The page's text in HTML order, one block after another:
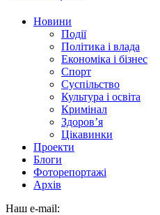
Новини
Події
Політика і влада
Економіка і бізнес
Спорт
Суспільство
Культура і освіта
Кримінал
Здоров’я
Цікавинки
Проекти
Блоги
Фоторепортажі
Архів
Наш e-mail: